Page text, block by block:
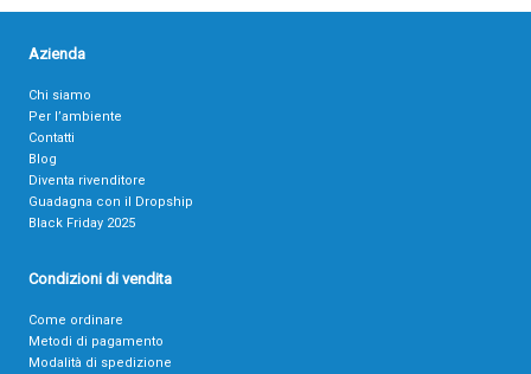
Azienda
Chi siamo
Per l’ambiente
Contatti
Blog
Diventa rivenditore
Guadagna con il Dropship
Black Friday 2025
Condizioni di vendita
Come ordinare
Metodi di pagamento
Modalità di spedizione